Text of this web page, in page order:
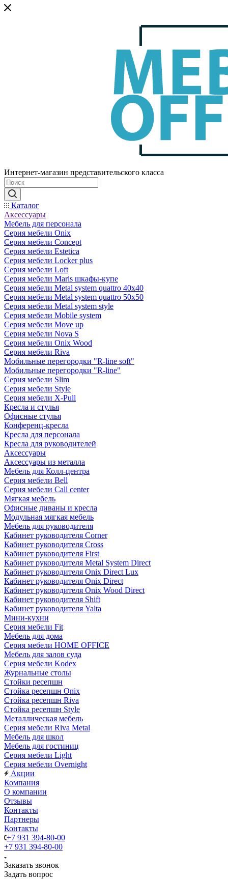
Интернет-магазин представительского класса
Каталог
Аксессуары
Мебель для персонала
Серия мебели Onix
Серия мебели Concept
Серия мебели Estetica
Серия мебели Locker plus
Серия мебели Loft
Серия мебели Maris шкафы-купе
Серия мебели Metal system quattro 40x40
Серия мебели Metal system quattro 50x50
Серия мебели Metal system style
Серия мебели Mobile system
Серия мебели Move up
Серия мебели Nova S
Серия мебели Onix Wood
Серия мебели Riva
Мобильные перегородки "R-line soft"
Мобильные перегородки "R-line"
Серия мебели Slim
Серия мебели Style
Серия мебели X-Pull
Кресла и стулья
Офисные стулья
Конференц-кресла
Кресла для персонала
Кресла для руководителей
Аксессуары
Аксессуары из металла
Мебель для Колл-центра
Серия мебели Bell
Серия мебели Call center
Мягкая мебель
Офисные диваны и кресла
Модульная мягкая мебель
Мебель для руководителя
Кабинет руководителя Corner
Кабинет руководителя Cross
Кабинет руководителя First
Кабинет руководителя Metal System Direct
Кабинет руководителя Onix Direct Lux
Кабинет руководителя Onix Direct
Кабинет руководителя Onix Wood Direct
Кабинет руководителя Shift
Кабинет руководителя Yalta
Мини-кухни
Серия мебели Fit
Мебель для дома
Серия мебели HOME OFFICE
Мебель для залов суда
Серия мебели Kodex
Журнальные столы
Стойки ресепшн
Стойка ресепшн Onix
Стойка ресепшн Riva
Стойка ресепшн Style
Металлическая мебель
Серия мебели Riva Metal
Мебель для школ
Мебель для гостиниц
Серия мебели Light
Серия мебели Overnight
Акции
Компания
О компании
Отзывы
Контакты
Партнеры
Контакты
+7 931 394-80-00
+7 931 394-80-00
Заказать звонок
Задать вопрос